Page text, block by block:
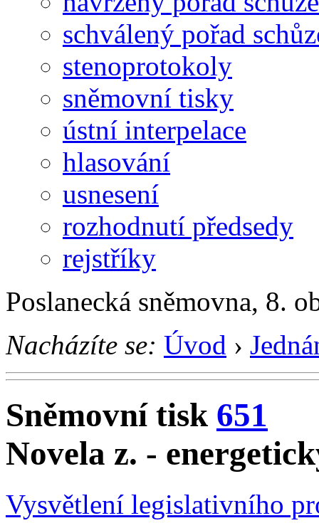
schválený pořad
stenoprotokoly
sněmovní tisky
ústní interpelace
hlasování
usnesení
rozhodnutí předsedy
rejstříky
Poslanecká sněmovna, 8.
Nacházíte se: Úvod ›
Sněmovní tisk 651
Novela z. -
Vysvětlení legislativního